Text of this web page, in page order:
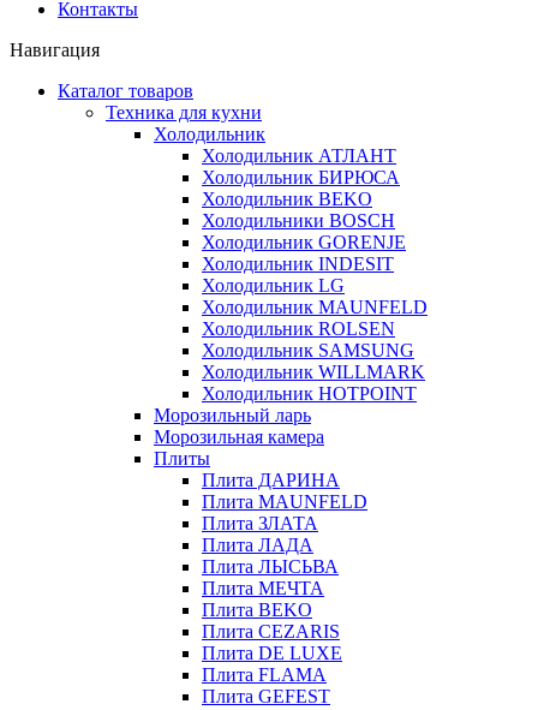
Контакты
Навигация
Каталог товаров
Техника для кухни
Холодильник
Холодильник АТЛАНТ
Холодильник БИРЮСА
Холодильник BEKO
Холодильники BOSCH
Холодильник GORENJE
Холодильник INDESIT
Холодильник LG
Холодильник MAUNFELD
Холодильник ROLSEN
Холодильник SAMSUNG
Холодильник WILLMARK
Холодильник HOTPOINT
Морозильный ларь
Морозильная камера
Плиты
Плита ДАРИНА
Плита MAUNFELD
Плита ЗЛАТА
Плита ЛАДА
Плита ЛЫСЬВА
Плита МЕЧТА
Плита BEKO
Плита CEZARIS
Плита DE LUXE
Плита FLAMA
Плита GEFEST